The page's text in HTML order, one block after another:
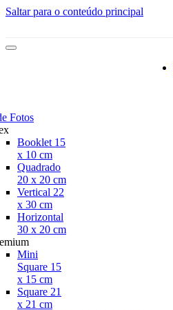
Saltar para o conteúdo principal
Fotos
Booklet 15
x 10 cm
Quadrado
20 x 20 cm
Vertical 22
x 30 cm
Horizontal
30 x 20 cm
Mini
Square 15
x 15 cm
Square 21
x 21 cm